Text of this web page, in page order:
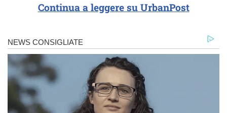
Continua a leggere su UrbanPost